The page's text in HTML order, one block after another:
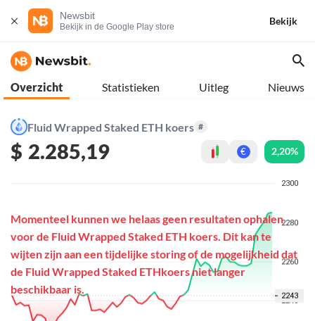
Newsbit
Bekijk in de Google Play store
Bekijk
Overzicht Statistieken Uitleg Nieuws
Fluid Wrapped Staked ETH koers #
$ 2.285,19 € 2,20%
Momenteel kunnen we helaas geen resultaten ophalen
voor de Fluid Wrapped Staked ETH koers. Dit kan te
wijten zijn aan een tijdelijke storing of de mogelijkheid dat
de Fluid Wrapped Staked ETHkoers niet langer
beschikbaar is.